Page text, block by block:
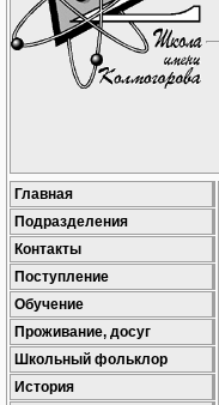
Главная
Подразделения
Контакты
Поступление
Обучение
Проживание, досуг
Школьный фольклор
История